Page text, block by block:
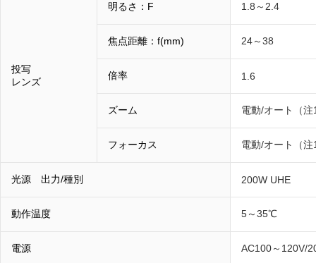
投写
レンズ
明るさ：F 1.8～2.4
焦点距離：f(mm) 24～38
倍率 1.6
ズーム 電動/オート（注
フォーカス 電動/オート（注
光源 出力/種別 200W UHE
動作温度 5～35℃
電源 AC100～120V/